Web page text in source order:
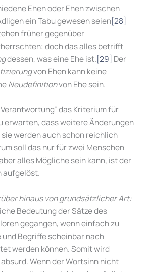
Ehen oder Ehen zwischen
ein Tabu gewesen seien[28]
früher gegenüber
doch das alles betrifft
dessen, was eine Ehe ist.[29] Der
von Ehen kann keine
Neudefinitionvon Ehe sein.
das Kriterium für
erwarten, dass weitere Änderungen
werden auch schon reichlich
soll das nur für zwei Menschen
alles Mögliche sein kann, ist der
aufgelöst.
hinaus von grundsätzlicher Art:
Bedeutung der Sätze des
gegangen, wenn einfach zu
Begriffe scheinbar nach
werden können. Somit wird
Wenn der Wortsinn nicht